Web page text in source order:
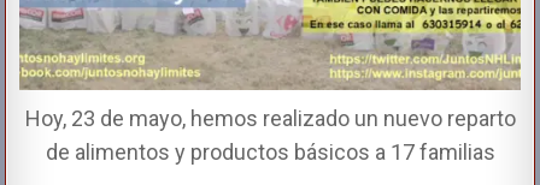
Hoy, 23 de mayo, hemos realizado un nuevo reparto
de alimentos y productos básicos a 17 familias